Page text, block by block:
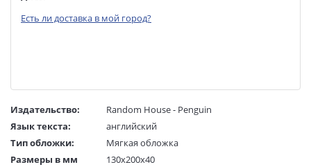
Есть ли доставка в мой город?
Издательство:
Random House - Penguin
Язык текста:
английский
Тип обложки:
Мягкая обложка
Размеры в мм
130x200x40